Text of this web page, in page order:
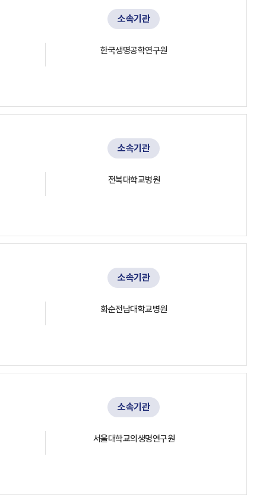
소속기관
한국생명공학연구원
소속기관
전북대학교병원
소속기관
화순전남대학교병원
소속기관
서울대학교의생명연구원